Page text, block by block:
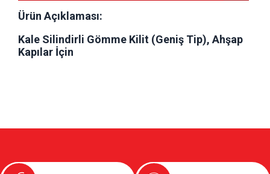
Ürün Açıklaması:
Kale Silindirli Gömme Kilit (Geniş Tip), Ahşap
Kapılar İçin